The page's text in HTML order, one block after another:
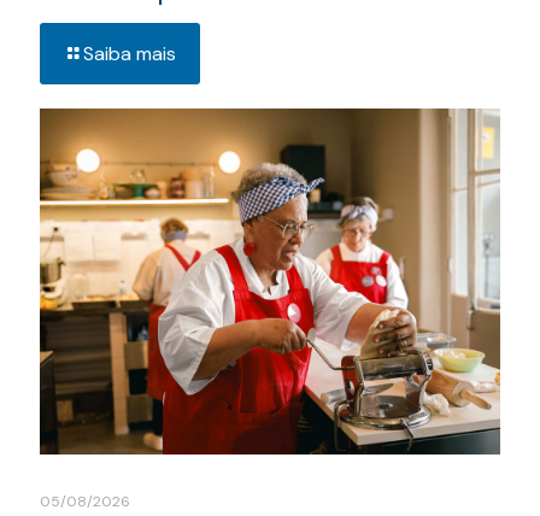
Saiba mais
05/08/2026